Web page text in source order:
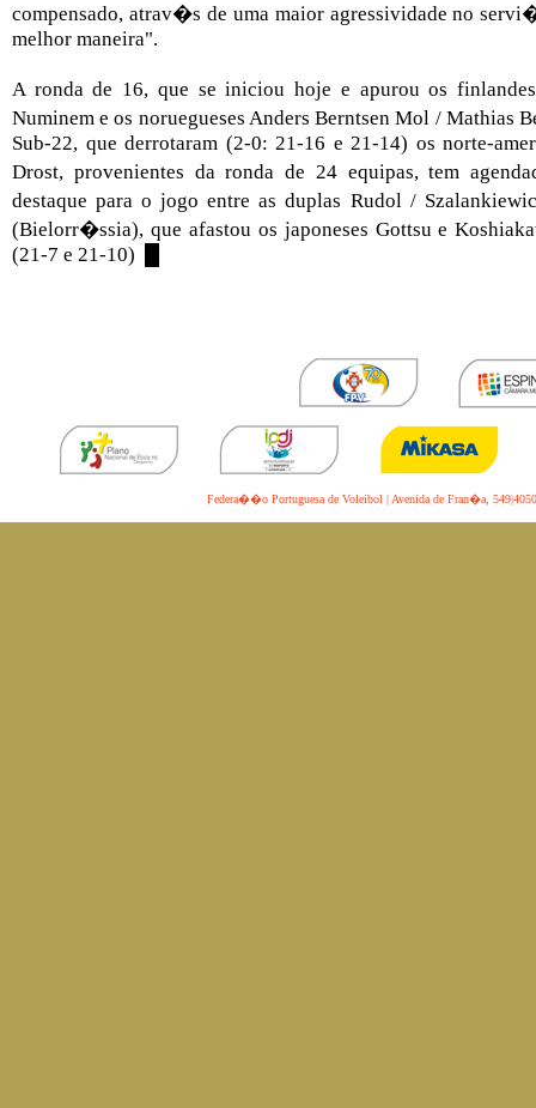
compensado, atrav�s de uma maior agressividade no
melhor maneira".
A ronda de 16, que se iniciou hoje e apurou os
Numinem e os noruegueses Anders Berntsen Mol / Mathias
Sub-22, que derrotaram (2-0: 21-16 e 21-14) os norte-
Drost, provenientes da ronda de 24 equipas, tem
destaque para o jogo entre as duplas Rudol /
(Bielorr�ssia), que afastou os japoneses Gottsu e
(21-7 e 21-10) █
Federa��o Portuguesa de Voleibol | Avenida de Fran�a,